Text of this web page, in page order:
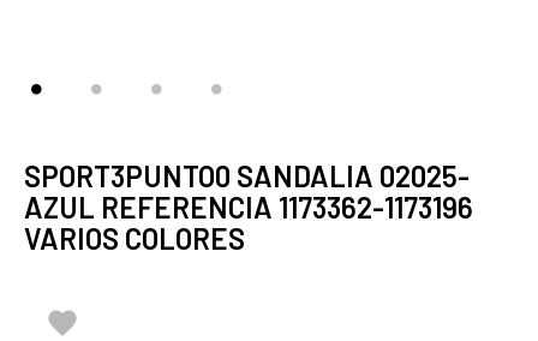
SPORT3PUNTO0 SANDALIA 02025-
AZUL REFERENCIA 1173362-1173196
VARIOS COLORES
